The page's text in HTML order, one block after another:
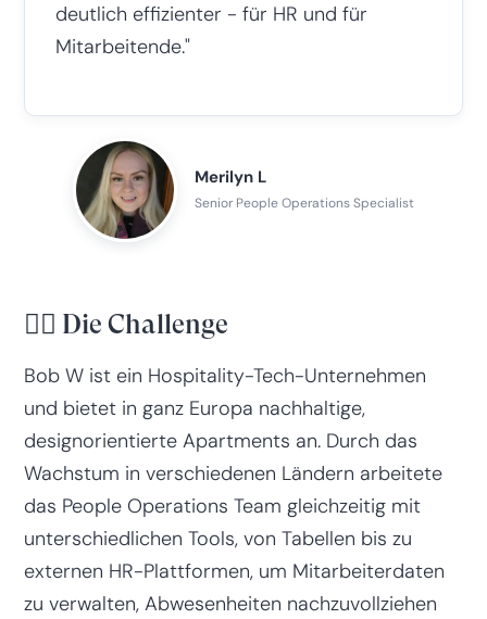
deutlich effizienter - für HR und für
Mitarbeitende."
Merilyn L
Senior People Operations Specialist
😮‍💨 Die Challenge
Bob W ist ein Hospitality-Tech-Unternehmen
und bietet in ganz Europa nachhaltige,
designorientierte Apartments an. Durch das
Wachstum in verschiedenen Ländern arbeitete
das People Operations Team gleichzeitig mit
unterschiedlichen Tools, von Tabellen bis zu
externen HR-Plattformen, um Mitarbeiterdaten
zu verwalten, Abwesenheiten nachzuvollziehen